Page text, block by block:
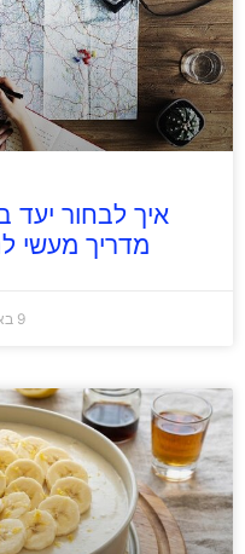
איך לבחור
מדריך מעשי
9 באוגוסט 2026